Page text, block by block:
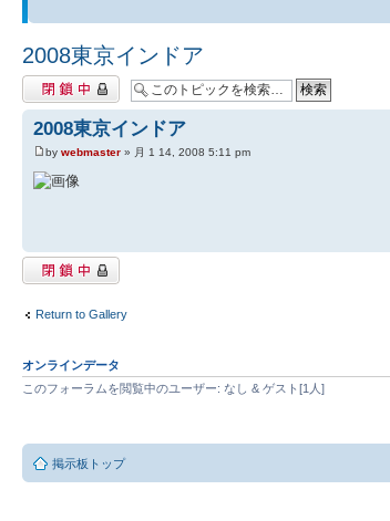
2008東京インドア
閉鎖中トピック
2008東京インドア
by webmaster » 月 1 14, 2008 5:11 pm
閉鎖中トピック
Return to Gallery
オンラインデータ
このフォーラムを閲覧中のユーザー: なし & ゲスト[1人]
掲示板トップ